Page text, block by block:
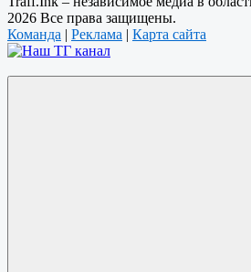
2026 Все права защищены.
Команда | Реклама | Карта сайта